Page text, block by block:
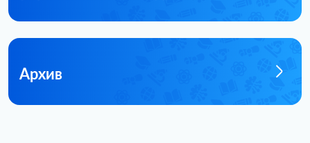
Архив